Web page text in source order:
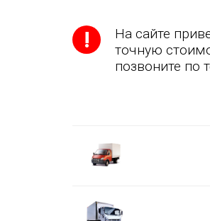
На сайте
точную
позвоните по